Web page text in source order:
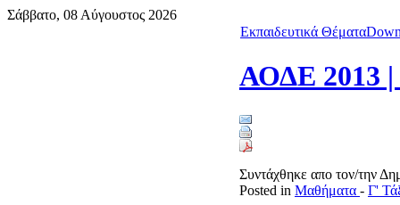
Σάββατο, 08 Αύγουστος 2026
Εκπαιδευτικά Θέματα
ΑΟΔΕ 2013 |
Συντάχθηκε απο τον/την
Posted in Μαθήματα - Γ'